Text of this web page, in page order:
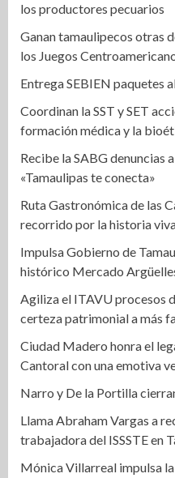
los productores pecuarios
Ganan tamaulipecos otras
los Juegos
Entrega SEBIEN paquetes
Coordinan la SST y SET
formación médica y la
Recibe la SABG denuncias
«Tamaulipas te conecta»
Ruta Gastronómica de las
recorrido por la historia
Impulsa Gobierno de
histórico Mercado
Agiliza el ITAVU procesos
certeza patrimonial a más
Ciudad Madero honra el
Cantoral con una emotiva
Narro y De la Portilla
Llama Abraham Vargas a
trabajadora del ISSSTE en
Mónica Villarreal impulsa